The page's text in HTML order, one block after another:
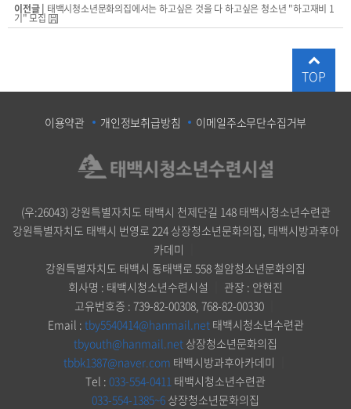
이전글 | 태백시청소년문화의집에서는 하고싶은 것을 다 하고싶은 청소년 "하고재비 1
기" 모집
이용약관 개인정보취급방침 이메일주소무단수집거부
(우:26043) 강원특별자치도 태백시 천제단길 148 태백시청소년수련관
강원특별자치도 태백시 번영로 224 상장청소년문화의집, 태백시방과후아
카데미
강원특별자치도 태백시 동태백로 558 철암청소년문화의집
회사명 : 태백시청소년수련시설
관장 : 안현진
고유번호증 : 739-82-00308, 768-82-00330
Email : tby5540414@hanmail.net태백시청소년수련관
tbyouth@hanmail.net 상장청소년문화의집
tbbk1387@naver.com 태백시방과후아카데미
Tel : 033-554-0411 태백시청소년수련관
033-554-1385~6 상장청소년문화의집
TOP